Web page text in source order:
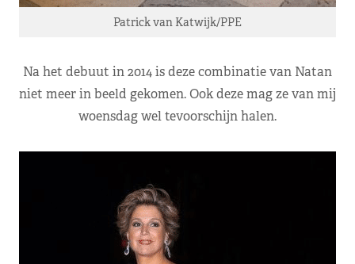
Patrick van Katwijk/PPE
Na het debuut in 2014 is deze combinatie van Natan
niet meer in beeld gekomen. Ook deze mag ze van mij
woensdag wel tevoorschijn halen.